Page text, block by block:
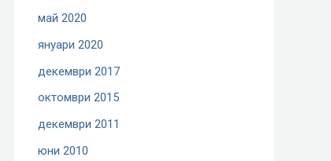
май 2020
януари 2020
декември 2017
октомври 2015
декември 2011
юни 2010